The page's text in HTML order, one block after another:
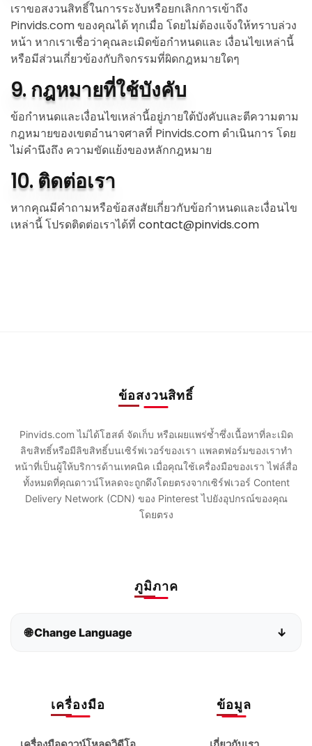
เราขอสงวนสิทธิ์ในการระงับหรือยกเลิกการเข้าถึง
Pinvids.com ของคุณได้ ทุกเมื่อ โดยไม่ต้องแจ้งให้ทราบล่วง
หน้า หากเราเชื่อว่าคุณละเมิดข้อกำหนดและ เงื่อนไขเหล่านี้
หรือมีส่วนเกี่ยวข้องกับกิจกรรมที่ผิดกฎหมายใดๆ
9. กฎหมายที่ใช้บังคับ
ข้อกำหนดและเงื่อนไขเหล่านี้อยู่ภายใต้บังคับและตีความตาม
กฎหมายของเขตอำนาจศาลที่ Pinvids.com ดำเนินการ โดย
ไม่คำนึงถึง ความขัดแย้งของหลักกฎหมาย
10. ติดต่อเรา
หากคุณมีคำถามหรือข้อสงสัยเกี่ยวกับข้อกำหนดและเงื่อนไข
เหล่านี้ โปรดติดต่อเราได้ที่ contact@pinvids.com
ข้อสงวนสิทธิ์
Pinvids.com ไม่ได้โฮสต์ จัดเก็บ หรือเผยแพร่ซ้ำซึ่งเนื้อหาที่ละเมิด
ลิขสิทธิ์หรือมีลิขสิทธิ์บนเซิร์ฟเวอร์ของเรา แพลตฟอร์มของเราทำ
หน้าที่เป็นผู้ให้บริการด้านเทคนิค เมื่อคุณใช้เครื่องมือของเรา ไฟล์สื่อ
ทั้งหมดที่คุณดาวน์โหลดจะถูกดึงโดยตรงจากเซิร์ฟเวอร์ Content
Delivery Network (CDN) ของ Pinterest ไปยังอุปกรณ์ของคุณ
โดยตรง
ภูมิภาค
🌐 Change Language ↓
Deutsch English
เครื่องมือ ข้อมูล